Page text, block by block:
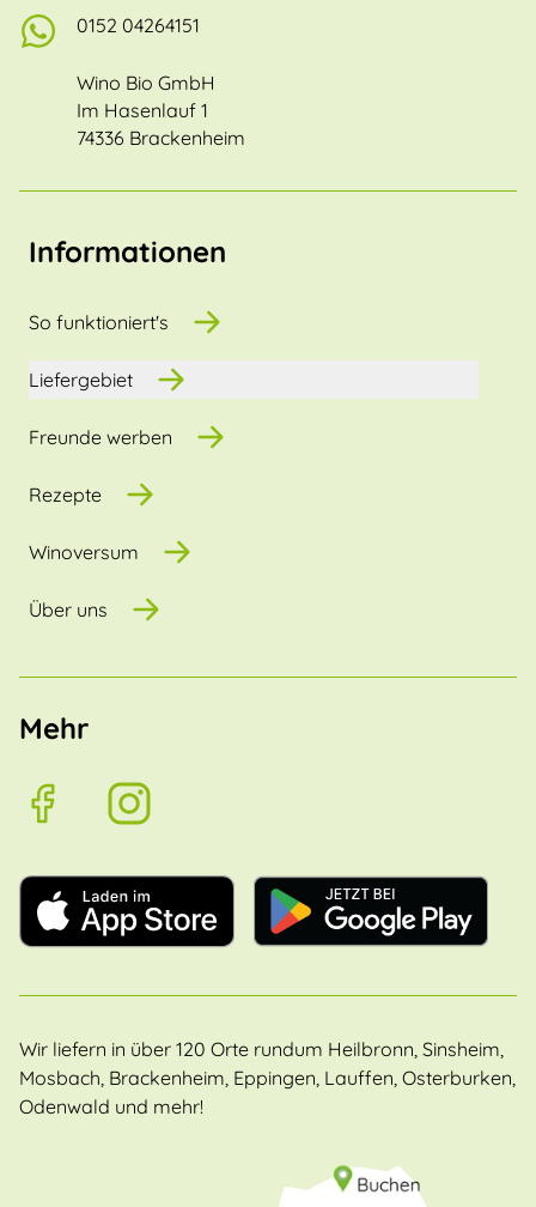
0152 04264151
Wino Bio GmbH
Im Hasenlauf 1
74336 Brackenheim
Informationen
So funktioniert's
Liefergebiet
Freunde werben
Rezepte
Winoversum
Über uns
Mehr
Wir liefern in über 120 Orte rundum Heilbronn, Sinsheim,
Mosbach, Brackenheim, Eppingen, Lauffen, Osterburken,
Odenwald und mehr!